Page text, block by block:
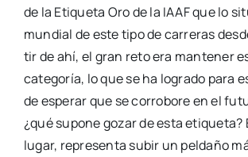
de la Eti­que­ta Oro de la IAAF que lo
mun­dial de este tipo de carre­ras
tir de ahí, el gran reto era man­te­ner
cate­go­ría, lo que se ha logra­do para
de espe­rar que se corro­bo­re en el
¿qué supo­ne gozar de esta eti­que­ta?
lugar, repre­sen­ta subir un pel­da­ño